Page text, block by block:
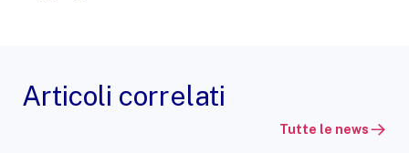
Articoli correlati
Tutte le news